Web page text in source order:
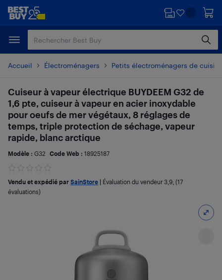
Passer
principal
Passer
Accueil Électroménagers Petits électroménagers de
Cuiseur à vapeur électrique BUYDEEM G32 de
1,6 pte, cuiseur à vapeur en acier inoxydable
pour oeufs de mer végétaux, 8 réglages de
temps, triple protection de séchage, vapeur
rapide, blanc arctique
Modèle : G32 Code Web : 18925187
Vendu et expédié par SainStore Évaluation du vendeur 3,9; (17
évaluations)